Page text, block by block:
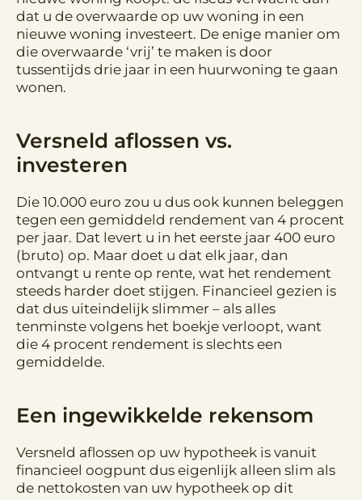
dat u de overwaarde op uw woning in een
nieuwe woning investeert. De enige manier om
die overwaarde ‘vrij’ te maken is door
tussentijds drie jaar in een huurwoning te gaan
wonen.
Versneld aflossen vs.
investeren
Die 10.000 euro zou u dus ook kunnen beleggen
tegen een gemiddeld rendement van 4 procent
per jaar. Dat levert u in het eerste jaar 400 euro
(bruto) op. Maar doet u dat elk jaar, dan
ontvangt u rente op rente, wat het rendement
steeds harder doet stijgen. Financieel gezien is
dat dus uiteindelijk slimmer – als alles
tenminste volgens het boekje verloopt, want
die 4 procent rendement is slechts een
gemiddelde.
Een ingewikkelde rekensom
Versneld aflossen op uw hypotheek is vanuit
financieel oogpunt dus eigenlijk alleen slim als
de nettokosten van uw hypotheek op dit